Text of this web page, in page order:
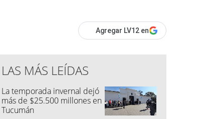
Agregar LV12 en
LAS MÁS LEÍDAS
La temporada invernal dejó
más de $25.500 millones en
Tucumán